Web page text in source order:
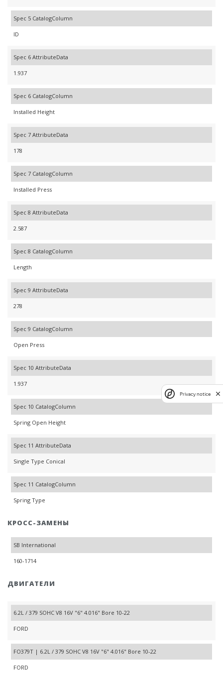
Spec 5 CatalogColumn
ID
Spec 6 AttributeData
1.937
Spec 6 CatalogColumn
Installed Height
Spec 7 AttributeData
178
Spec 7 CatalogColumn
Installed Press
Spec 8 AttributeData
2.587
Spec 8 CatalogColumn
Length
Spec 9 AttributeData
278
Spec 9 CatalogColumn
Open Press
Spec 10 AttributeData
1.937
Spec 10 CatalogColumn
Spring Open Height
Spec 11 AttributeData
Single Type Conical
Spec 11 CatalogColumn
Spring Type
КРОСС-ЗАМЕНЫ
SB International
160-1714
ДВИГАТЕЛИ
6.2L / 379 SOHC V8 16V "6" 4.016" Bore 10-22
FORD
FO379T | 6.2L / 379 SOHC V8 16V "6" 4.016" Bore 10-22
FORD
Privacy notice